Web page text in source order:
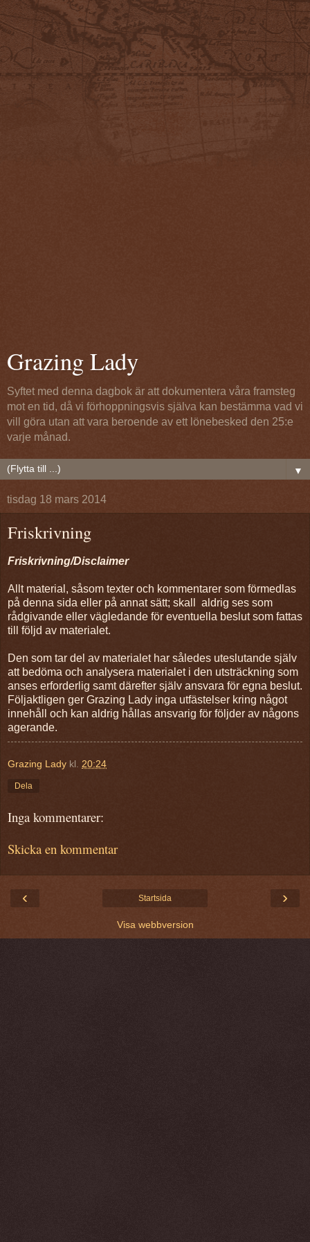
Grazing Lady
Syftet med denna dagbok är att dokumentera våra framsteg
mot en tid, då vi förhoppningsvis själva kan bestämma vad vi
vill göra utan att vara beroende av ett lönebesked den 25:e
varje månad.
▼
tisdag 18 mars 2014
Friskrivning
Friskrivning/Disclaimer
Allt material, såsom texter och kommentarer som förmedlas
på denna sida eller på annat sätt; skall
aldrig ses som
rådgivande eller vägledande för eventuella beslut som fattas
till följd av materialet.
Den som tar del av materialet har således uteslutande själv
att bedöma och analysera materialet i den utsträckning som
anses erforderlig samt därefter själv ansvara för egna beslut.
Följaktligen ger Grazing Lady inga utfästelser kring något
innehåll och kan aldrig hållas ansvarig för följder av någons
agerande.
Grazing Lady kl. 20:24
Dela
Inga kommentarer:
Skicka en kommentar
‹ ›
Startsida
Visa webbversion